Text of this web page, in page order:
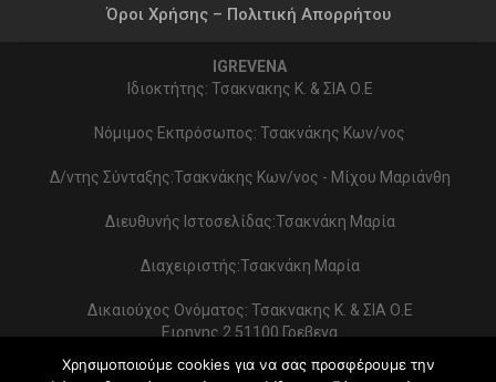
Όροι Χρήσης – Πολιτική Απορρήτου
IGREVENA
Ιδιοκτήτης: Τσακνακης Κ. & ΣΙΑ Ο.Ε
Νόμιμος Εκπρόσωπος: Τσακνάκης Κων/νος
Δ/ντης Σύνταξης:Τσακνάκης Κων/νος - Μίχου Μαριάνθη
Διευθυνής Ιστοσελίδας:Τσακνάκη Μαρία
Διαχειριστής:Τσακνάκη Μαρία
Δικαιούχος Ονόματος: Τσακνακης Κ. & ΣΙΑ Ο.Ε
Ειρηνης 2 51100 Γρεβενα
Στοιχεία επικοινωνίας:
Χρησιμοποιούμε cookies για να σας προσφέρουμε την